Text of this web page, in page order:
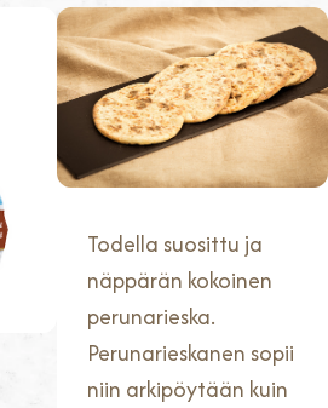
6 kpl/pss
EAN: 6438706017062 270 G
Todella suosittu ja
näppärän kokoinen
perunarieska.
Perunarieskanen sopii
niin arkipöytään kuin